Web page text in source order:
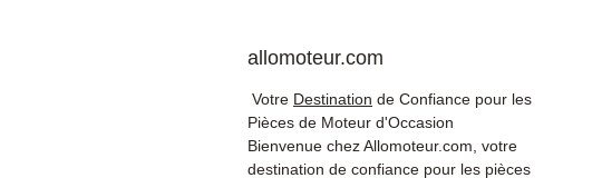
allomoteur.com
Votre Destination de Confiance pour les
Pièces de Moteur d'Occasion
Bienvenue chez Allomoteur.com, votre
destination de confiance pour les pièces